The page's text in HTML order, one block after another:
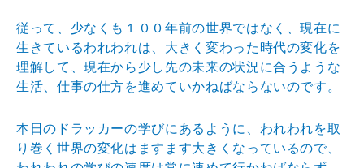
従って、少なくも１００年前の世界ではなく、現在に
生きているわれわれは、大きく変わった時代の変化を
理解して、現在から少し先の未来の状況に合うような
生活、仕事の仕方を進めていかねばならないのです。
本日のドラッカーの学びにあるように、われわれを取
り巻く世界の変化はますます大きくなっているので、